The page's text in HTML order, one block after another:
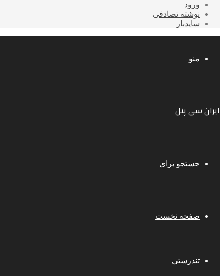
ورود
نوشته تصادفی
سایدبار
منو
ایران سی پنل
جستجو برای
صفحه نخست
تندرستی